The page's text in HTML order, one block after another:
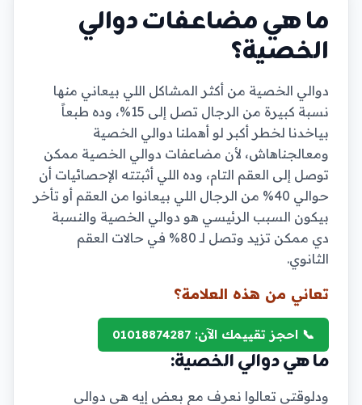
ما هي مضاعفات دوالي
الخصية؟
دوالي الخصية من أكثر المشاكل اللي بيعاني منها
نسبة كبيرة من الرجال تصل إلى 15%، وده طبعاً
بياخدنا لخطر أكبر لو أهملنا دوالي الخصية
ومعالجناهاش، لأن مضاعفات دوالي الخصية ممكن
توصل إلى العقم التام، وده اللي أثبتته الإحصائيات أن
حوالي 40% من الرجال اللي بيعانوا من العقم أو تأخر
بيكون السبب الرئيسي هو دوالي الخصية والنسبة
دي ممكن تزيد وتصل لـ 80% في حالات العقم
الثانوي.
تعاني من هذه العلامة؟
📞 احجز تقييمك الآن: 01018874287
ما هي دوالي الخصية:
ودلوقتي تعالوا نعرف مع بعض إيه هي دوالي